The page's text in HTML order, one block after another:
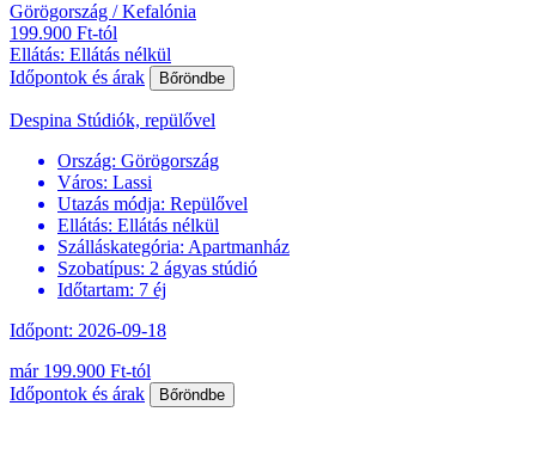
Görögország / Kefalónia
199.900 Ft-tól
Ellátás: Ellátás nélkül
Időpontok és árak
Bőröndbe
Despina Stúdiók, repülővel
Ország: Görögország
Város: Lassi
Utazás módja: Repülővel
Ellátás: Ellátás nélkül
Szálláskategória: Apartmanház
Szobatípus: 2 ágyas stúdió
Időtartam: 7 éj
Időpont: 2026-09-18
már 199.900 Ft-tól
Időpontok és árak
Bőröndbe